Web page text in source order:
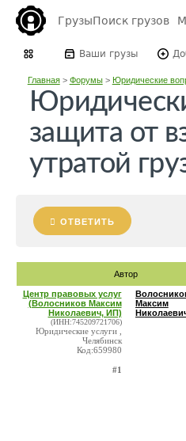
ГрузыПоиск грузов
Ваши грузы
Главная> Форумы> Юридические
защита от
утратой
ОТВЕТИТЬ
Автор
Центр правовых услуг
(Волосников Максим
Николаевич, ИП)
(ИНН:745209721706)
Юридические услуги ,
Челябинск
Код:659980
#1
Максим